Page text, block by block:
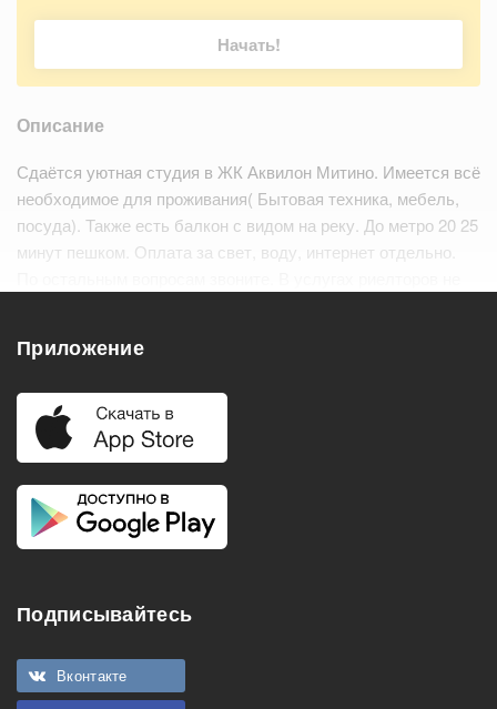
Начать!
Описание
Сдаётся уютная студия в ЖК Аквилон Митино. Имеется всё
необходимое для проживания( Бытовая техника, мебель,
посуда). Также есть балкон с видом на реку. До метро 20 25
минут пешком. Оплата за свет, воду, интернет отдельно.
Удобства
Балкон
Холодильник
Телевизор
Кондиционер
Можно с животными
Приложение
Подписывайтесь
Вконтакте